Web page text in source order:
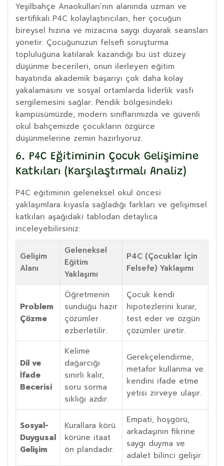
Yeşilbahçe Anaokulları’nın alanında uzman ve
sertifikalı P4C kolaylaştırıcıları, her çocuğun
bireysel hızına ve mizacına saygı duyarak seansları
yönetir. Çocuğunuzun felsefi soruşturma
topluluğuna katılarak kazandığı bu üst düzey
düşünme becerileri, onun ilerleyen eğitim
hayatında akademik başarıyı çok daha kolay
yakalamasını ve sosyal ortamlarda liderlik vasfı
sergilemesini sağlar. Pendik bölgesindeki
kampüsümüzde, modern sınıflarımızda ve güvenli
okul bahçemizde çocukların özgürce
düşünmelerine zemin hazırlıyoruz.
6. P4C Eğitiminin Çocuk Gelişimine
Katkıları (Karşılaştırmalı Analiz)
P4C eğitiminin geleneksel okul öncesi
yaklaşımlara kıyasla sağladığı farkları ve gelişimsel
katkıları aşağıdaki tablodan detaylıca
inceleyebilirsiniz:
Gelişim
Alanı
Geleneksel
Eğitim
Yaklaşımı
P4C (Çocuklar İçin
Felsefe) Yaklaşımı
Problem
Çözme
Öğretmenin
sunduğu hazır
çözümler
ezberletilir.
Çocuk kendi
hipotezlerini kurar,
test eder ve özgün
çözümler üretir.
Dil ve
İfade
Becerisi
Kelime
dağarcığı
sınırlı kalır,
soru sorma
sıklığı azdır.
Gerekçelendirme,
metafor kullanma ve
kendini ifade etme
yetisi zirveye ulaşır.
Sosyal-
Duygusal
Gelişim
Kurallara körü
körüne itaat
ön plandadır.
Empati, hoşgörü,
arkadaşının fikrine
saygı duyma ve
adalet bilinci gelişir.